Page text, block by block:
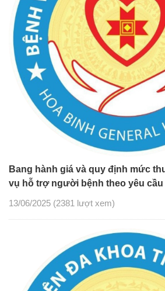
Bang hành giá và quy định mức
vụ hỗ trợ người bệnh theo yêu cầu
13/06/2025 (2381 lượt xem)